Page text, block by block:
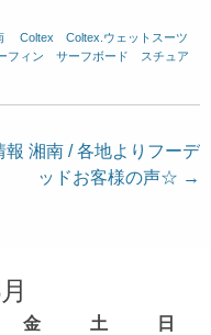
Coltex Coltex.ウェットスーツ
フィン サーフボード
スチュア
報 湘南 / 各地よりフーデ
ッドお客様の声☆ →
金 土
日